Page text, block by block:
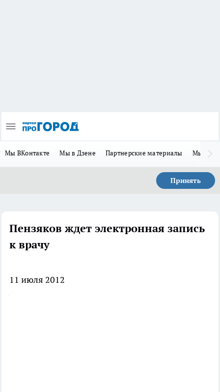
Мы ВКонтакте Мы в Дзене Партнерские материалы Мы в
Принять
Пензяков ждет электронная запись
к врачу
11 июля 2012